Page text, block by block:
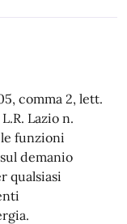
comma 2, lett.
Lazio n.
funzioni
demanio
qualsiasi